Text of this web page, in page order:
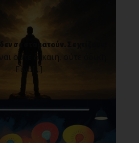
σε σταματούν. Σε χτίζουν!
ούτε δίκαιη, ούτε άδικη.
Είνα[...]